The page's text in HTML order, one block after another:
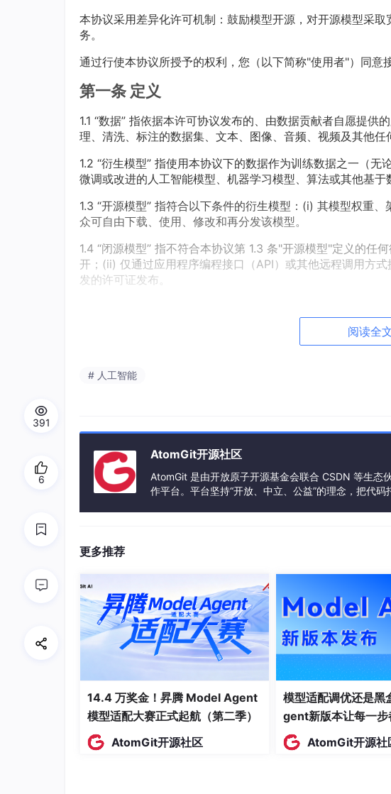
本协议采用差异化许可机制：鼓励模型开源，对开源模型采
务。
通过行使本协议所授予的权利，您（以下简称"使用者"）同意
第一条 定义
1.1 “数据” 指依据本许可协议发布的、由数据贡献者自愿提
理、清洗、标注的数据集、文本、图像、音频、视频及其他任
1.2 “衍生模型” 指使用本协议下的数据作为训练数据之一（无
微调或改进的人工智能模型、机器学习模型、算法或其他基于
1.3 “开源模型” 指符合以下条件的衍生模型：(i) 其模型权重
众可自由下载、使用、修改和再分发该模型。
1.4 “闭源模型” 指不符合本协议第 1.3 条"开源模型"定义的任
开；(ii) 仅通过应用程序编程接口（API）或其他远程调用方
发的许可证发布。
让数据或衍生模型；(ii) 将数据或衍生模型整合到商业产品或
除外情形
开源模型的开发者向衍生模型的商业性使用者收取的
据清洗和人工标注等直接成本的费用。
1.6 “数据来源披露” 指衍生模型的发布者公开声明其训练数
1.7 “收益分享” 指闭源模型的商业性使用者，根据本协议第四
第二条 基本权利与限制
2.1 权利授予
数据贡献者（或适用的版权持有人）特此授予使用者一项全
据本身除外）的许可，允许使用者行使以下权利：
(a) 复制权：以任何媒介或格式复制和存储数据的权利。
© 分发权：通过任何方式向公众分发、传播、展示或提供数
(d) 使用权：为任何目的（包括研究和模型训练）使用、访问
2.2 权利限制
阅读全
# 人工智能
AtomGit开源社区
AtomGit 是由开放原子开源基金会联合 CSDN 等生态
作平台。平台坚持“开放、中立、公益”的理念，把代
更多推荐
14.4 万奖金！昇腾 Model Agent
模型适配大赛正式起航（第二季）
AtomGit开源社区
模型适配调优还是
gent新版本让每一步
AtomGit开源社
391
6